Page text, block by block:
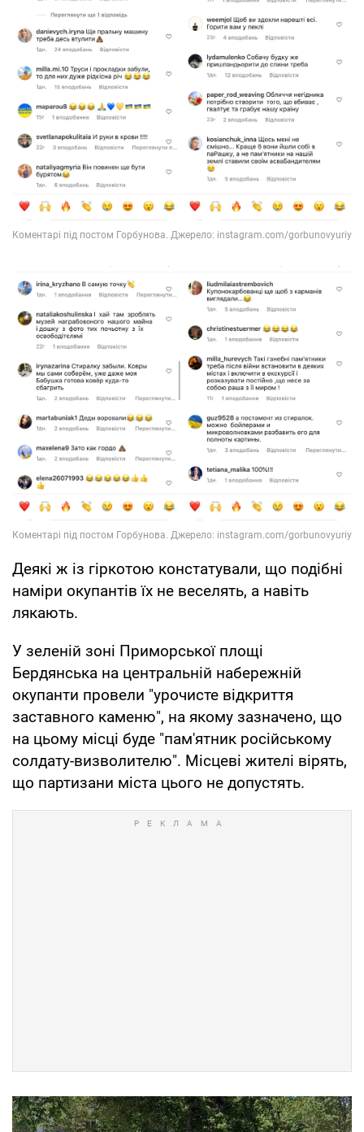
Деякі ж із гіркотою констатували, що подібні
наміри окупантів їх не веселять, а навіть
лякають.
У зеленій зоні Приморської площі
Бердянська на центральній набережній
окупанти провели "урочисте відкриття
заставного каменю", на якому зазначено, що
на цьому місці буде "пам'ятник російському
солдату-визволителю". Місцеві жителі вірять,
що партизани міста цього не допустять.